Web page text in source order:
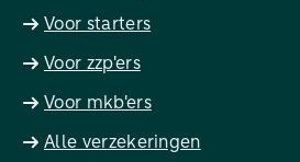
Voor starters
Voor zzp'ers
Voor mkb'ers
Alle verzekeringen